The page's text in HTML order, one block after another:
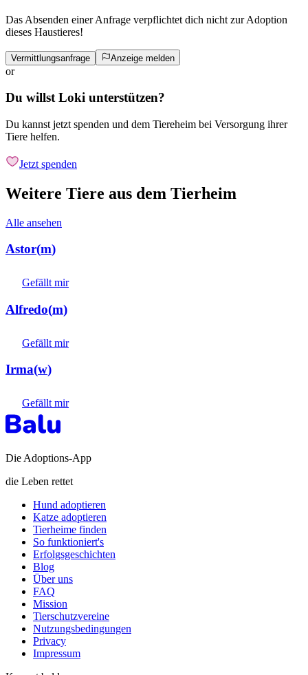
Das Absenden einer Anfrage verpflichtet dich nicht zur Adoption
dieses Haustieres!
Vermittlungsanfrage Anzeige melden
or
Du willst Loki unterstützen?
Du kannst jetzt spenden und dem Tiereheim bei Versorgung ihrer
Tiere helfen.
Jetzt spenden
Weitere Tiere aus dem Tierheim
Alle ansehen
Astor(m)
Gefällt mir
Alfredo(m)
Gefällt mir
Irma(w)
Gefällt mir
Die Adoptions-App
die Leben rettet
Hund adoptieren
Katze adoptieren
Tierheime finden
So funktioniert's
Erfolgsgeschichten
Blog
Über uns
FAQ
Mission
Tierschutzvereine
Nutzungsbedingungen
Privacy
Impressum